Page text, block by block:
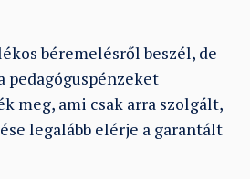
béremelésről beszél, de
pedagóguspénzeket
meg, ami csak arra szolgált,
legalább elérje a garantált